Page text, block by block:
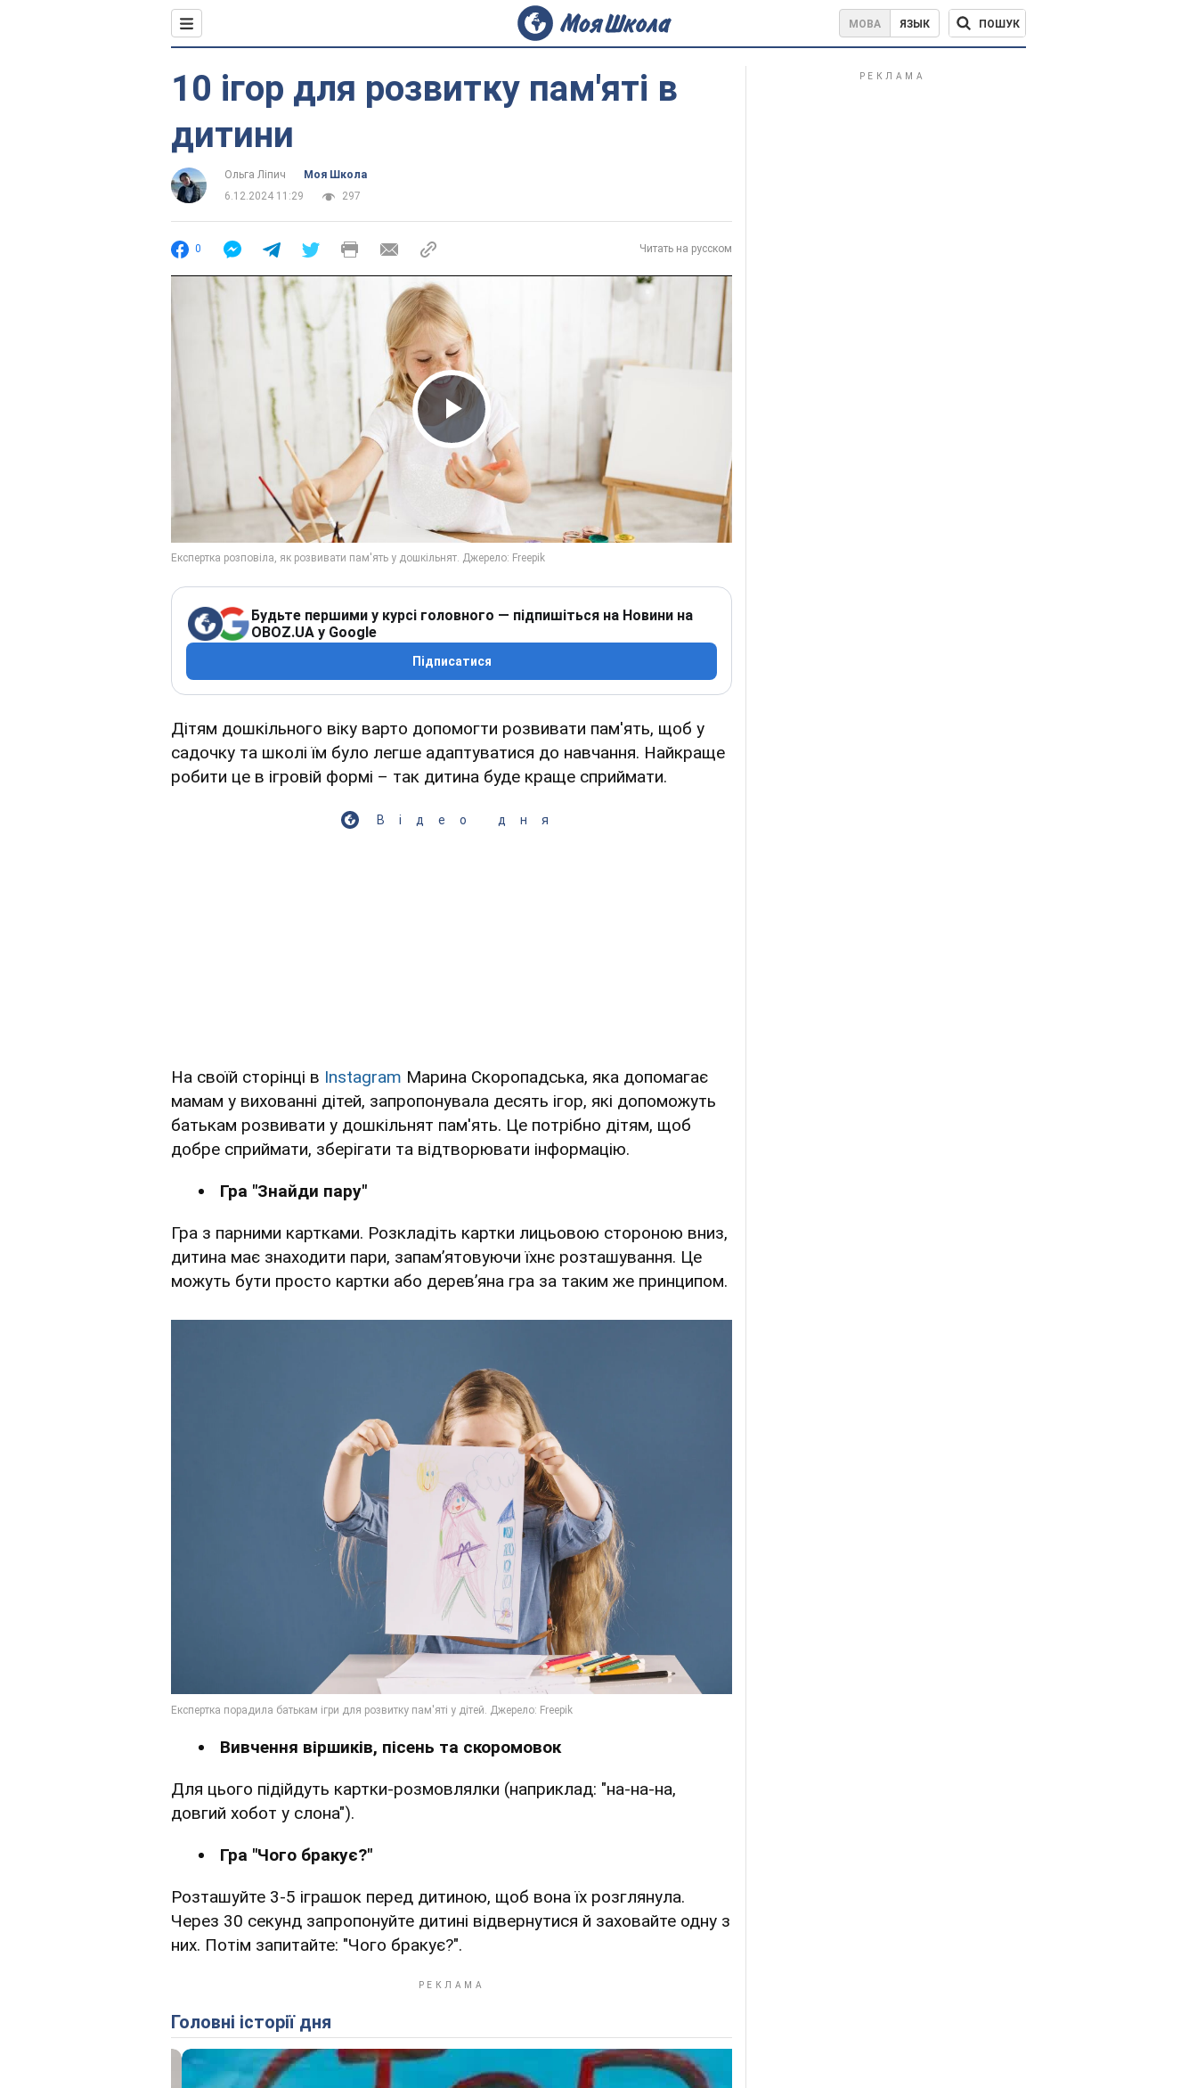
МОВА ЯЗЫК ПОШУК
10 ігор для розвитку пам'яті в
дитини
Ольга Ліпич
Моя Школа
6.12.2024 11:29
297
0 Читать на русском
Play Video
Будьте першими у курсі головного — підпишіться на Новини на
OBOZ.UA у Google
Підписатися
Дітям дошкільного віку варто допомогти розвивати пам'ять, щоб у
садочку та школі їм було легше адаптуватися до навчання. Найкраще
робити це в ігровій формі – так дитина буде краще сприймати.
Відео дня
На своїй сторінці в Instagram Марина Скоропадська, яка допомагає
мамам у вихованні дітей, запропонувала десять ігор, які допоможуть
батькам розвивати у дошкільнят пам'ять. Це потрібно дітям, щоб
добре сприймати, зберігати та відтворювати інформацію.
Гра "Знайди пару"
Гра з парними картками. Розкладіть картки лицьовою стороною вниз,
дитина має знаходити пари, запам’ятовуючи їхнє розташування. Це
можуть бути просто картки або дерев’яна гра за таким же принципом.
Вивчення віршиків, пісень та скоромовок
Для цього підійдуть картки-розмовлялки (наприклад: "на-на-на,
довгий хобот у слона").
Гра "Чого бракує?"
Розташуйте 3-5 іграшок перед дитиною, щоб вона їх розглянула.
Через 30 секунд запропонуйте дитині відвернутися й заховайте одну з
них. Потім запитайте: "Чого бракує?".
Головні історії дня